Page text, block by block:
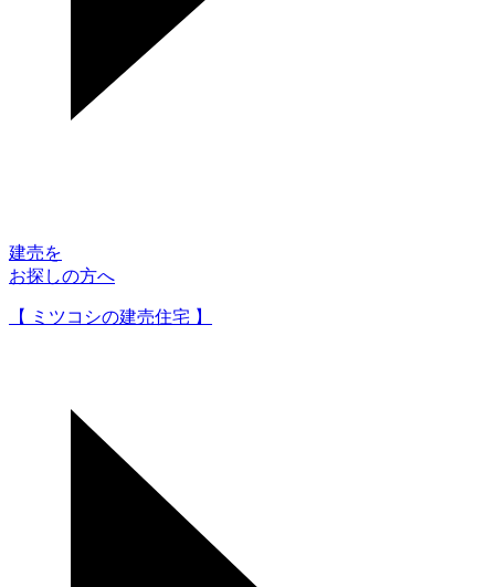
建売を
お探しの方へ
【 ミツコシの建売住宅 】